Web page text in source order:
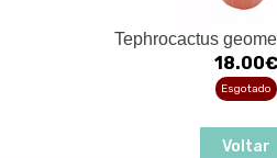
Tephrocactus
18.00€
Esgotado
Voltar